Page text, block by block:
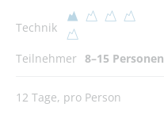
Technik
Teilnehmer 8–15 Personen
12 Tage, pro Person